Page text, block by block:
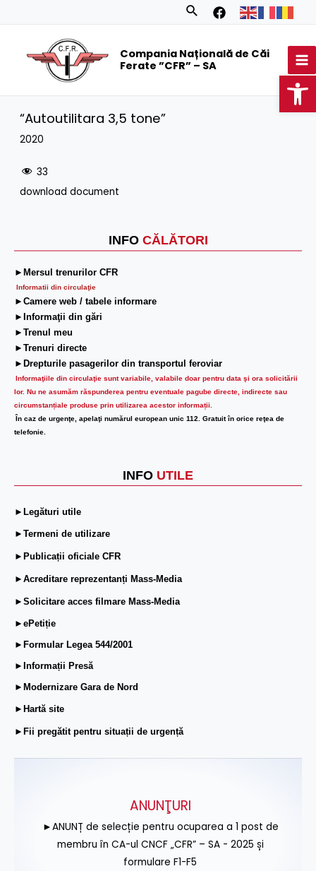
Search
Compania Națională de Căi
Ferate ”CFR” – SA
INFO CĂLĂTORI
►Mersul trenurilor CFR
Informatii din circulaţie
►Camere web / tabele informare
►Informaţii din gări
►Trenul meu
►Trenuri directe
►Drepturile pasagerilor din transportul feroviar
Informaţiile din circulaţie sunt variabile, valabile doar pentru data şi ora solicitării
lor. Nu ne asumăm răspunderea pentru eventuale pagube directe, indirecte sau
circumstanțiale produse prin utilizarea acestor informații.
În caz de urgenţe, apelaţi numărul european unic 112. Gratuit în orice reţea de
telefonie.
INFO UTILE
►Legături utile
►Termeni de utilizare
►Publicații oficiale CFR
►Acreditare reprezentanți Mass-Media
►Solicitare acces filmare Mass-Media
►ePetiție
►Formular Legea 544/2001
►Informații Presă
►Modernizare Gara de Nord
►Hartă site
►Fii pregătit pentru situații de urgență
“Autoutilitara 3,5 tone”
2020
33
download document
ANUNŢURI
►ANUNȚ de selecție pentru ocuparea a 1 post de
membru în CA-ul CNCF „CFR” – SA - 2025 și
formulare F1-F5